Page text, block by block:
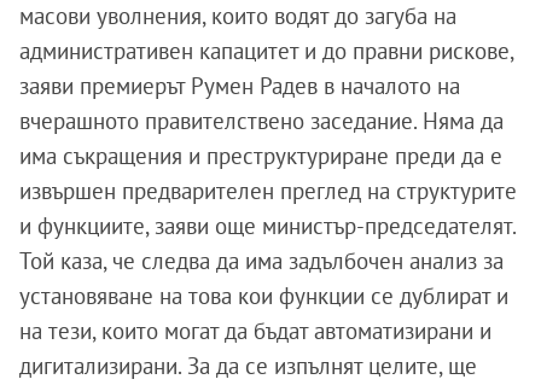
масови уволнения, които водят до загуба на
административен капацитет и до правни рискове,
заяви премиерът Румен Радев в началото на
вчерашното правителствено заседание. Няма да
има съкращения и преструктуриране преди да е
извършен предварителен преглед на структурите
и функциите, заяви още министър-председателят.
Той каза, че следва да има задълбочен анализ за
установяване на това кои функции се дублират и
на тези, които могат да бъдат автоматизирани и
дигитализирани. За да се изпълнят целите, ще